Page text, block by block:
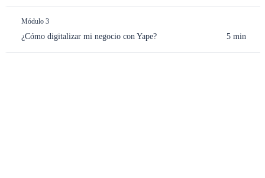
Módulo 3
¿Cómo digitalizar mi negocio con Yape? 5 min